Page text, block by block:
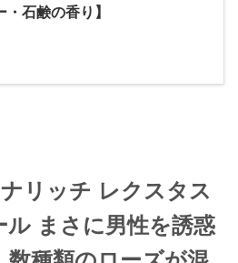
・石鹸の香り】
ナリッチ レクスタス
ル まさに男性を誘惑